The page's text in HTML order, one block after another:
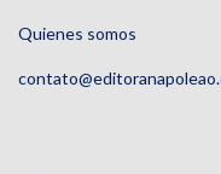
Quienes somos